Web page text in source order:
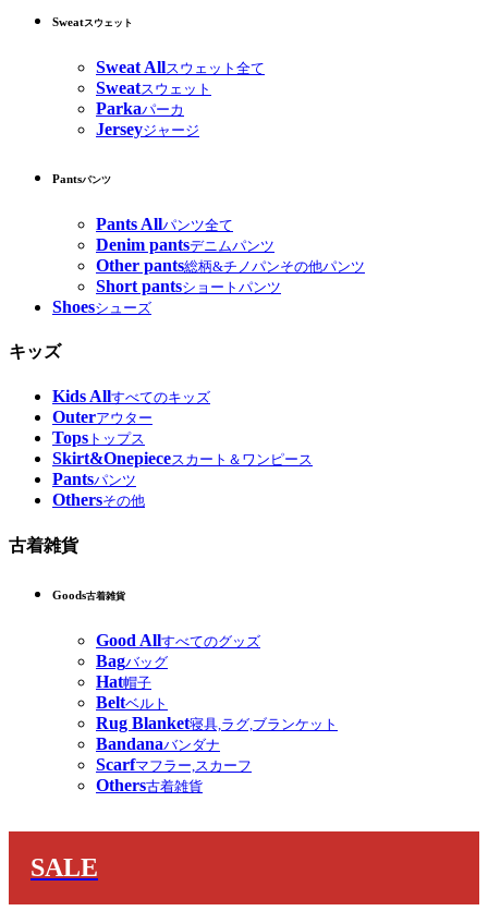
Sweatスウェット
Sweat Allスウェット全て
Sweatスウェット
Parkaパーカ
Jerseyジャージ
Pantsパンツ
Pants Allパンツ全て
Denim pantsデニムパンツ
Other pants総柄&チノパンその他パンツ
Short pantsショートパンツ
Shoesシューズ
キッズ
Kids Allすべてのキッズ
Outerアウター
Tops トップス
Skirt&Onepieceスカート＆ワンピース
Pantsパンツ
Othersその他
古着雑貨
Goods古着雑貨
Good Allすべてのグッズ
Bagバッグ
Hat帽子
Beltベルト
Rug Blanket寝具,ラグ,ブランケット
Bandanaバンダナ
Scarfマフラー,スカーフ
Others古着雑貨
SALE